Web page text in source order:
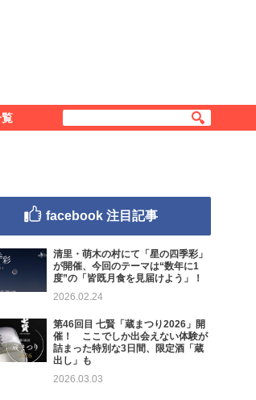
facebook 注目記事
清里・萌木の村にて「星の四季彩」
が開催、今回のテーマは“数年に1
度”の「皆既月食を見届けよう」！
2026.02.24
第46回目 七賢「蔵まつり2026」開
催！ ここでしか出会えない体験が
詰まった特別な3日間、限定酒「蔵
出し」も
2026.03.03